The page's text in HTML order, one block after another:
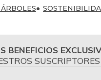
BENEFICIOS
SUSCRIPTORES